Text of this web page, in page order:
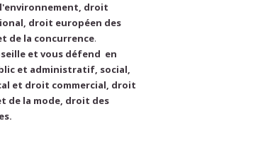
droit
droit européen des
de la concurrence.
et vous défend en
et administratif, social,
et droit commercial, droit
de la mode, droit des